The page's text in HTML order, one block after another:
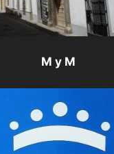
M y M